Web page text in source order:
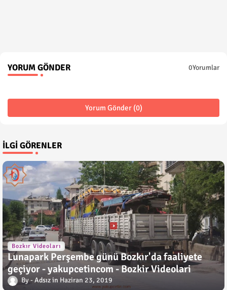
YORUM GÖNDER 0Yorumlar
Yorum Gönder (0)
İLGI GÖRENLER
Bozkır Videoları
Lunapark Perşembe günü Bozkır'da faaliyete
geçiyor - yakupcetincom - Bozkir Videolari
Adsız Haziran 23, 2019